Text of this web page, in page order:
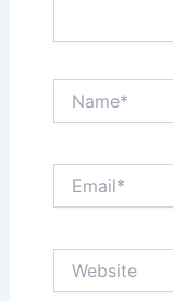
Name*
Email*
Website